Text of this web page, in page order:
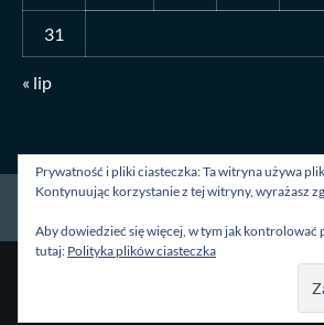
31
« lip
Strona główna O mnie Blog
Prywatność i pliki ciasteczka: Ta witryna używa
Kontynuując korzystanie z tej witryny, wyrażasz
Aby dowiedzieć się więcej, w tym jak kontrolować
tutaj: Polityka plików ciasteczka